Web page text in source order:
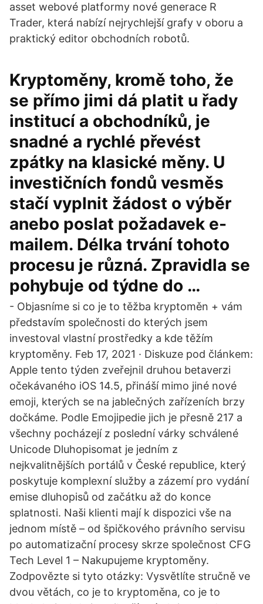
asset webové platformy nové generace R
Trader, která nabízí nejrychlejší grafy v oboru a
praktický editor obchodních robotů.
Kryptoměny, kromě toho, že
se přímo jimi dá platit u řady
institucí a obchodníků, je
snadné a rychlé převést
zpátky na klasické měny. U
investičních fondů vesměs
stačí vyplnit žádost o výběr
anebo poslat požadavek e-
mailem. Délka trvání tohoto
procesu je různá. Zpravidla se
pohybuje od týdne do …
- Objasníme si co je to těžba kryptoměn + vám
představím společnosti do kterých jsem
investoval vlastní prostředky a kde těžím
kryptoměny. Feb 17, 2021 · Diskuze pod článkem:
Apple tento týden zveřejnil druhou betaverzi
očekávaného iOS 14.5, přináší mimo jiné nové
emoji, kterých se na jablečných zařízeních brzy
dočkáme. Podle Emojipedie jich je přesně 217 a
všechny pocházejí z poslední várky schválené
Unicode Dluhopisomat je jedním z
nejkvalitnějších portálů v České republice, který
poskytuje komplexní služby a zázemí pro vydání
emise dluhopisů od začátku až do konce
splatnosti. Naši klienti mají k dispozici vše na
jednom místě – od špičkového právního servisu
po automatizační procesy skrze společnost CFG
Tech Level 1 – Nakupujeme kryptoměny.
Zodpovězte si tyto otázky: Vysvětlíte stručně ve
dvou větách, co je to kryptoměna, co je to